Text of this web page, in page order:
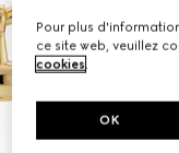
Pour plus
ce site web, veuillez
cookies.
OK